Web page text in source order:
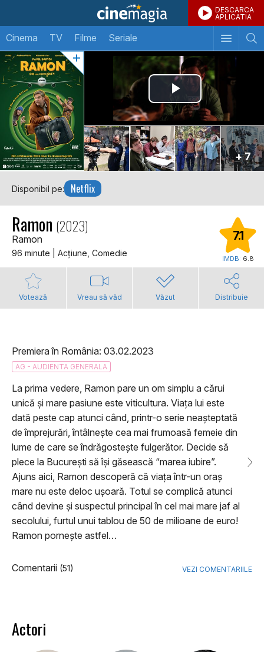
DESCARCA
APLICATIA
Cinema TV Filme Seriale
+ 7
Disponibil pe: Netflix
Ramon (2023)
Ramon
96 minute | Acţiune, Comedie
7.1
IMDB: 6.8
Votează Vreau să văd Văzut Distribuie
Premiera în România: 03.02.2023
AG - AUDIENTA GENERALA
La prima vedere, Ramon pare un om simplu a cărui
unică și mare pasiune este viticultura. Viața lui este
dată peste cap atunci când, printr-o serie neașteptată
de împrejurări, întâlnește cea mai frumoasă femeie din
lume de care se îndrăgostește fulgerător. Decide să
plece la București să își găsească “marea iubire”.
Ajuns aici, Ramon descoperă că viața într-un oraș
mare nu este deloc ușoară. Totul se complică atunci
când devine și suspectul principal în cel mai mare jaf al
secolului, furtul unui tablou de 50 de milioane de euro!
Ramon pornește astfel…
Comentarii (51) VEZI COMENTARIILE
Actori